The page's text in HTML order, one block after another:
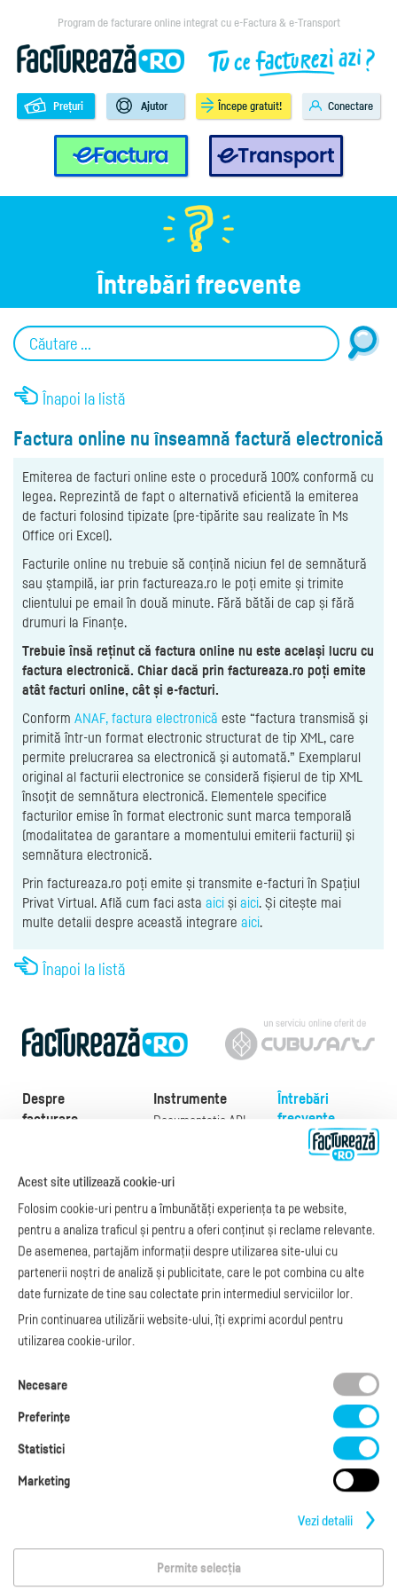
Program de facturare online integrat cu e-Factura & e-Transport
e-Factura e-Transport
Prețuri Ajutor Începe gratuit! Conectare
Întrebări frecvente
Înapoi la listă
Factura online nu înseamnă factură electronică
Emiterea de facturi online este o procedură 100% conformă cu
legea. Reprezintă de fapt o alternativă eficientă la emiterea
de facturi folosind tipizate (pre-tipărite sau realizate în Ms
Office ori Excel).
Facturile online nu trebuie să conțină niciun fel de semnătură
sau ștampilă, iar prin factureaza.ro le poți emite și trimite
clientului pe email în două minute. Fără bătăi de cap și fără
drumuri la Finanțe.
Trebuie însă reținut că factura online nu este același lucru cu
factura electronică. Chiar dacă prin factureaza.ro poți emite
atât facturi online, cât și e-facturi.
Conform ANAF, factura electronică este “factura transmisă şi
primită într-un format electronic structurat de tip XML, care
permite prelucrarea sa electronică şi automată.” Exemplarul
original al facturii electronice se consideră fişierul de tip XML
însoţit de semnătura electronică. Elementele specifice
facturilor emise în format electronic sunt marca temporală
(modalitatea de garantare a momentului emiterii facturii) şi
semnătura electronică.
Prin factureaza.ro poți emite și transmite e-facturi în Spațiul
Privat Virtual. Află cum faci asta aici și aici. Și citește mai
multe detalii despre această integrare aici.
Înapoi la listă
Despre
facturare
Exemple de facturi
Model factură
Manual de
facturare
Legislaţie facturi
Facturare online
blog.factureaza.ro
Instrumente
Documentație API
e-Factura B2C
API e-Factura
e-Transport
Integrare Stripe
Integrare
SmartFintech
Integrare PrestaShop
Întrebări
frecvente
Despre noi
ajutor?
L-V: 09:00 - 17:00
0368 409 233
office@factureaza.ro
Acest site utilizează cookie-uri
Folosim cookie-uri pentru a îmbunătăți experiența ta pe website,
pentru a analiza traficul și pentru a oferi conținut și reclame relevante.
De asemenea, partajăm informații despre utilizarea site-ului cu
partenerii noștri de analiză și publicitate, care le pot combina cu alte
date furnizate de tine sau colectate prin intermediul serviciilor lor.
Prin continuarea utilizării website-ului, îți exprimi acordul pentru
utilizarea cookie-urilor.
Necesare
Preferinţe
Statistici
Marketing
Vezi detalii
Permite selecția